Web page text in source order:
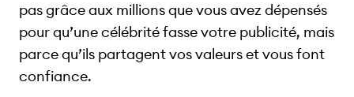
pas grâce aux millions que vous avez dépensés
pour qu’une célébrité fasse votre publicité, mais
parce qu’ils partagent vos valeurs et vous font
confiance.